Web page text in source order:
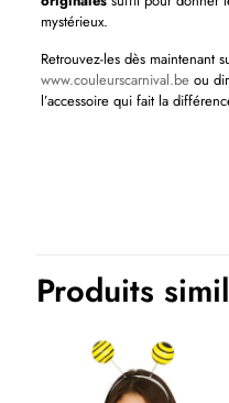
mystérieux.
Retrouvez-les dès maintenant
www.couleurscarnival.beou
l’accessoire qui fait la
Produits